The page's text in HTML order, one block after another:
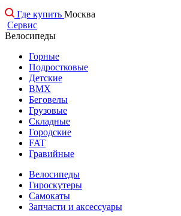
Где купить Москва
Сервис
Велосипеды
Горные
Подростковые
Детские
BMX
Беговелы
Грузовые
Складные
Городские
FAT
Гравийные
Велосипеды
Гироскутеры
Самокаты
Запчасти и аксессуары